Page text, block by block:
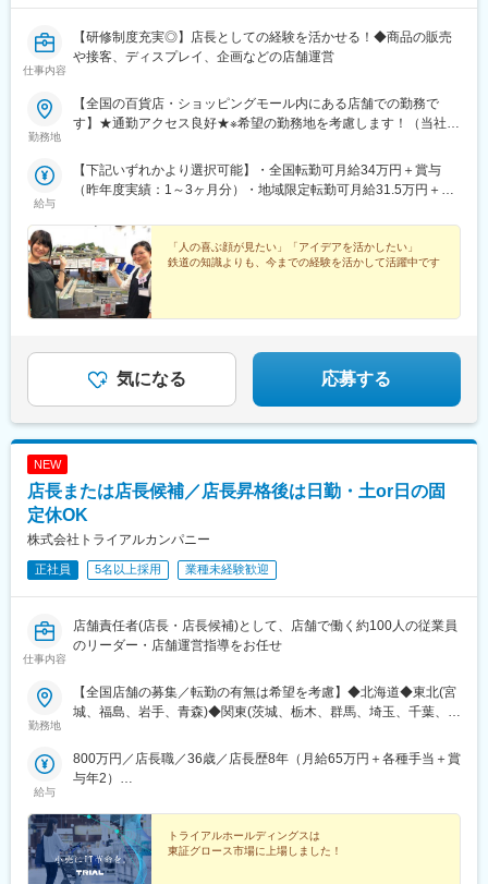
ではなく、地域に合わせた経営や戦略が求められます。
無印良品は衣食住にわたる幅広い商品とサービスによって暮らし
の総合提案ができます。個店経営によってその強みを最大限に活
かすことがお客様の役に立ち、「感じ良い暮らしと社会」の実現
■当社について：
した、様々な事業を展開しています。ESG経営を本業として、
「実質本位のモノづくり」や社会課題に対する取り組みを行って
その中で、無印良品は「暮らしの基本」となる商品を、適正な品
質と価格でお客様に提供しています。店舗を担う営業本部販売部
は店舗経営を通じて、全社をリードすることがミッションです。
そして現在、2028年8月期までの3か年計画（営業収益1兆円、営
業利益1,000億円、営業利益率10％）達成を目指し、下記取り組
みに注力しています。
・各地域・店舗による自律的な商いの実践
・国内で確立されたフォーマットの海外展開
変更の範囲：会社の定める業務
仕事内容
【研修制度充実◎】店長としての経験を活かせる！◆商品の販売
や接客、ディスプレイ、企画などの店舗運営
勤務地
【全国の百貨店・ショッピングモール内にある店舗での勤務で
す】★通勤アクセス良好★※希望の勤務地を考慮します！（当社
受動喫煙対策：あり＜東北・北海道＞■北海道／札幌■宮城県／名
取＜関東＞■東京都／秋葉原、新宿、浅草、有明、八王子■神奈川
／幕張新都心、柏、南船橋、蘇我■埼玉県／川口、越谷、川越、羽
生、富士見■茨城県／つくば、水戸■群馬県／高崎＜東海・北信越
＞■愛知県／名古屋■長野県／松本■石川県／金沢■静岡県／静岡、
浜松■岐阜県／岐阜、土岐■三重県／員弁郡東員町＜関西＞■大阪
府／日本橋、梅田、阿倍野、和泉、吹田■京都府／京都■兵庫県／
神戸、甲子園＜中国＞■岡山県／岡山■広島県／広島＜九州＞■福
給与
【下記いずれかより選択可能】・全国転勤可月給34万円＋賞与
（昨年度実績：1～3ヶ月分）・地域限定転勤可月給31.5万円＋賞
年度実績：1～3ヶ月分）※経験・能力を考慮の上、決定します！
「人の喜ぶ顔が見たい」「アイデアを活かしたい」
鉄道の知識よりも、今までの経験を活かして活躍中です
気になる 応募する
NEW
店長または店長候補／店長昇格後は日勤・土or日の固
定休OK
株式会社トライアルカンパニー
正社員 5名以上採用 業種未経験歓迎
仕事内容
店舗責任者(店長・店長候補)として、店舗で働く約100人の従業員
のリーダー・店舗運営指導をお任せ
勤務地
【全国店舗の募集／転勤の有無は希望を考慮】◆北海道◆東北(宮
城、福島、岩手、青森)◆関東(茨城、栃木、群馬、埼玉、千葉、山
畿(大阪、兵庫、奈良、滋賀)◆中四国(鳥取、島根、岡山、山口、
広島、香川)◆九州(福岡、佐賀、長崎、大分、宮崎、熊本、鹿児
島)
給与
800万円／店長職／36歳／店長歴8年（月給65万円＋各種手当＋賞
与年2）
当＋賞与年2）
トライアルホールディングスは
東証グロース市場に上場しました！